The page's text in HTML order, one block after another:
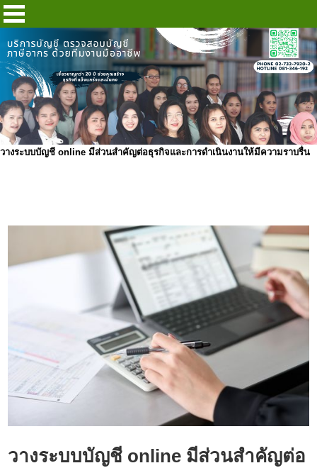
วางระบบบัญชี online มีส่วนสำคัญต่อธุรกิจและการดำเนินงานให้มีความราบรื่น
วางระบบบัญชี online มีส่วนสำคัญต่อ